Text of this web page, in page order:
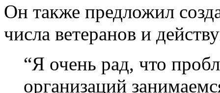
Он также предложил
числа ветеранов и
“Я очень рад, что
организаций